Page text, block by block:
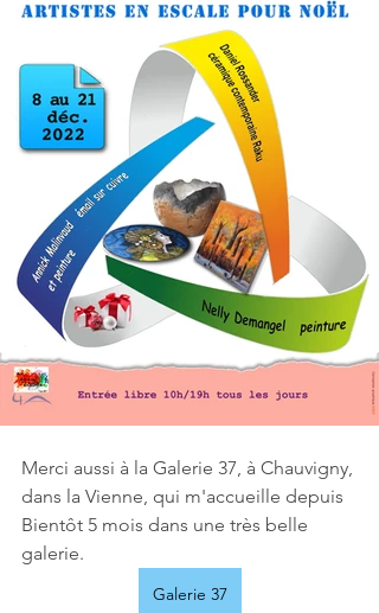
Merci aussi à la Galerie 37, à Chauvigny,
dans la Vienne, qui m'accueille depuis
Bientôt 5 mois dans une très belle
galerie.
Galerie 37